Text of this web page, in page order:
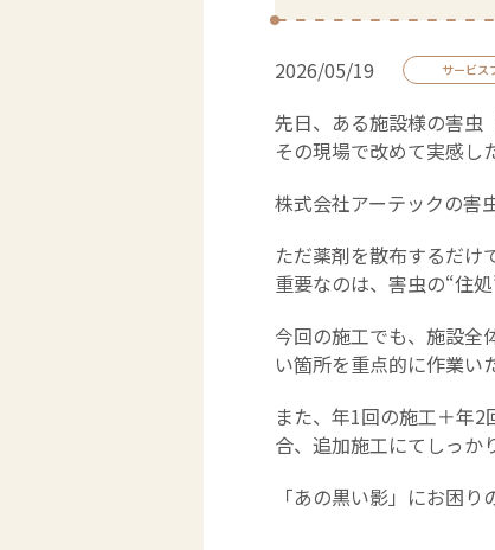
2026/05/19 サービス
先日、ある施設様の害虫
その現場で改めて実感し
株式会社アーテックの害
ただ薬剤を散布するだけ
重要なのは、害虫の“住
今回の施工でも、施設全
い箇所を重点的に作業い
また、年1回の施工＋年
合、追加施工にてしっか
「あの黒い影」にお困